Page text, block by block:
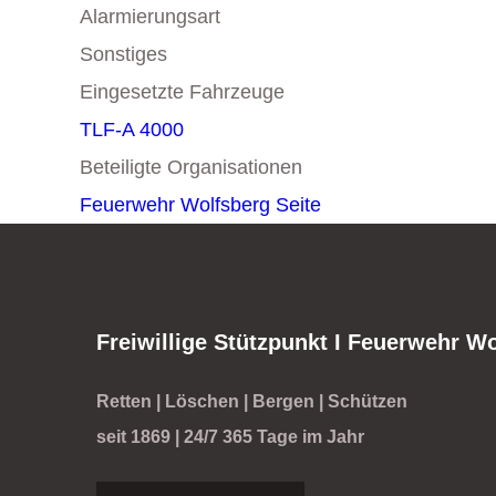
Alarmierungsart
Sonstiges
Eingesetzte Fahrzeuge
TLF-A 4000
Beteiligte Organisationen
Feuerwehr Wolfsberg Seite
Freiwillige Stützpunkt I Feuerwehr
Retten | Löschen | Bergen | Schützen
seit 1869 | 24/7 365 Tage im Jahr